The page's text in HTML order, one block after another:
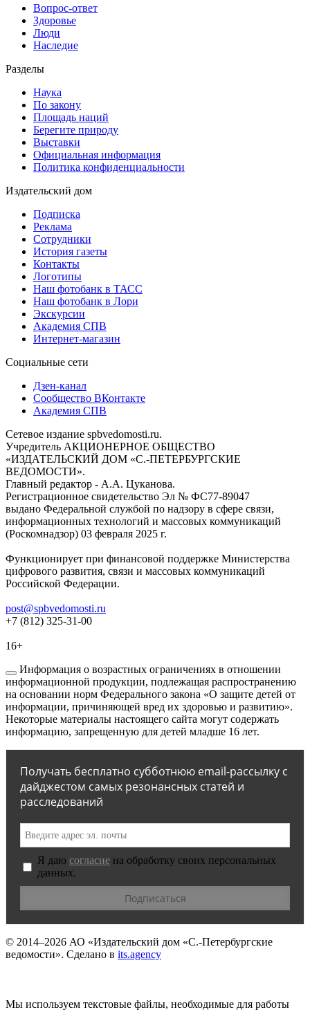
Вопрос-ответ
Здоровье
Люди
Наследие
Разделы
Наука
По закону
Площадь наций
Берегите природу
Выставки
Официальная информация
Политика конфиденциальности
Издательский дом
Подписка
Реклама
Сотрудники
История газеты
Контакты
Логотипы
Наш фотобанк в ТАСС
Наш фотобанк в Лори
Экскурсии
Академия СПВ
Интернет-магазин
Социальные сети
Дзен-канал
Сообщество ВКонтакте
Академия СПВ
Сетевое издание spbvedomosti.ru.
Учредитель АКЦИОНЕРНОЕ ОБЩЕСТВО
«ИЗДАТЕЛЬСКИЙ ДОМ «С.-ПЕТЕРБУРГСКИЕ
ВЕДОМОСТИ».
Главный редактор - А.А. Цуканова.
Регистрационное свидетельство Эл № ФС77-89047
выдано Федеральной службой по надзору в сфере связи,
информационных технологий и массовых коммуникаций
(Роскомнадзор) 03 февраля 2025 г.
Функционирует при финансовой поддержке Министерства
цифрового развития, связи и массовых коммуникаций
Российской Федерации.
post@spbvedomosti.ru
+7 (812) 325-31-00
16+
Информация о возрастных ограничениях в отношении
информационной продукции, подлежащая распространению
на основании норм Федерального закона «О защите детей от
информации, причиняющей вред их здоровью и развитию».
Некоторые материалы настоящего сайта могут содержать
информацию, запрещенную для детей младше 16 лет.
Получать бесплатно субботнюю email-рассылку с
дайджестом самых резонансных статей и
расследований
Я даю согласие на обработку своих персональных
данных.
© 2014–2026 АО «Издательский дом «С.-Петербургские
ведомости». Сделано в its.agency
Мы используем текстовые файлы, необходимые для работы